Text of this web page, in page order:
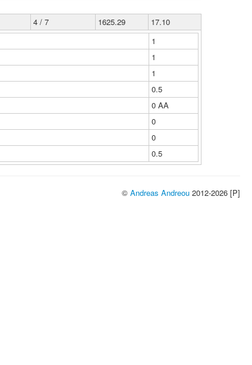
4 / 7 1625.29
17.10
1
1
1
0.5
0 ΑΑ
0
0
0.5
© Andreas Andreou 2012-2026 [P]